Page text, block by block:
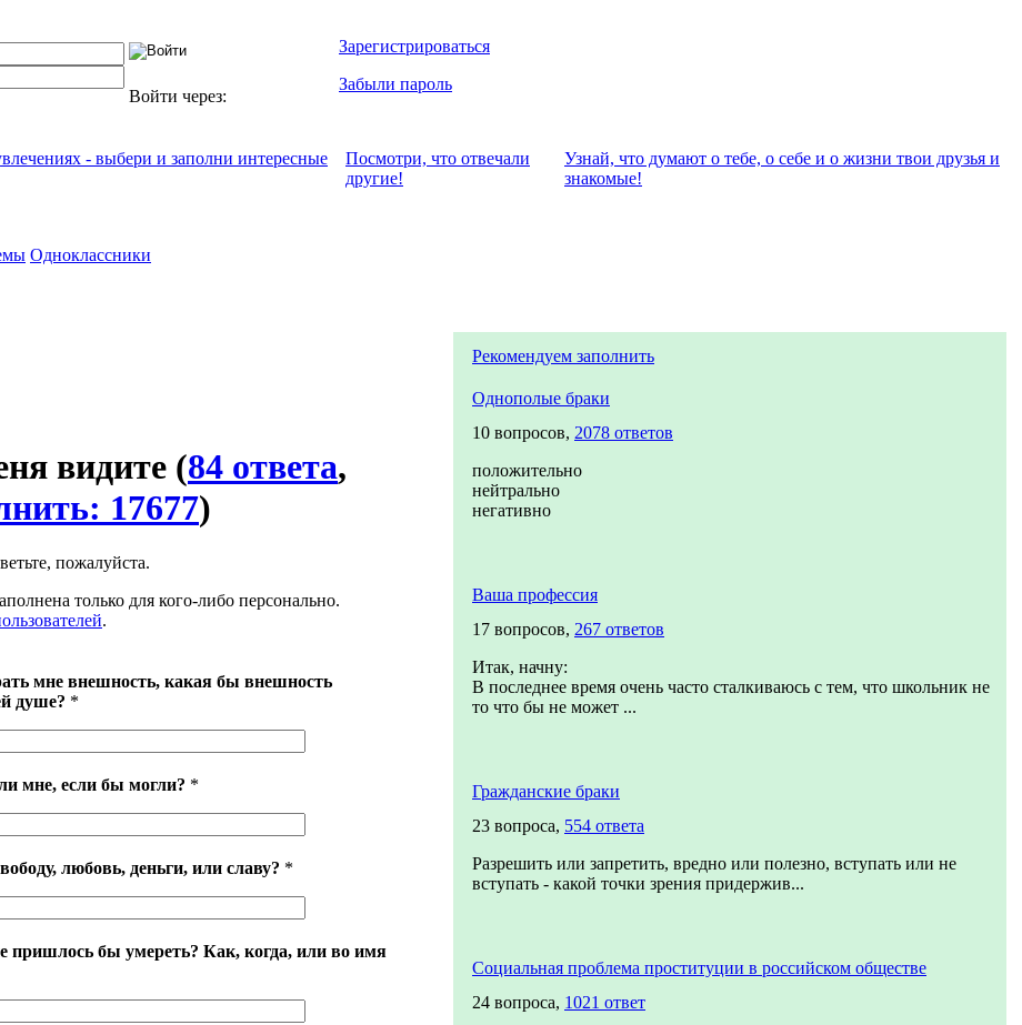
Войти через:
Зарегистрироваться
Забыли пароль
- выбери и заполни интересные
Посмотри, что отвeчали
другие!
Узнай, что думают о тебе, о себе и о жизни твои друзья и
знакомые!
Одноклассники
видите (84 ответа,
17677)
пожалуйста.
только для кого-либо персонально.
.
мне внешность, какая бы внешность
душе? *
мне, если бы могли? *
любовь, деньги, или славу? *
пришлось бы умереть? Как, когда, или во имя
Рекомендуем заполнить
Однополые браки
10 вопросов, 2078 ответов
положительно
нейтрально
негативно
Ваша профессия
17 вопросов, 267 ответов
Итак, начну:
В последнее время очень часто сталкиваюсь с тем, что школьник не
то что бы не может ...
Гражданские браки
23 вопроса, 554 ответа
Разрешить или запретить, вредно или полезно, вступать или не
вступать - какой точки зрения придержив...
Социальная проблема проституции в российском обществе
24 вопроса, 1021 ответ